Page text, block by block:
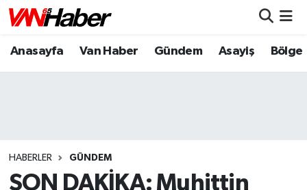
Anasayfa Van Haber Gündem Asayiş Bölge
HABERLER GÜNDEM
SON DAKİKA: Muhittin
Nöbetçi Eczaneler
Puan Durumu ve Fikstür